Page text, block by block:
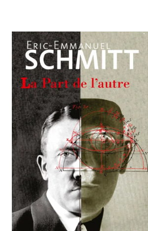
Livres
Livres les plus
Prix littéraires